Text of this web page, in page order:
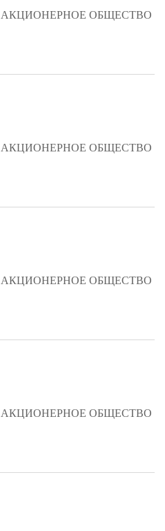
ОБЩЕСТВО
ОБЩЕСТВО
ОБЩЕСТВО
ОБЩЕСТВО